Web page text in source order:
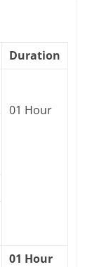
Duration
01 Hour
01 Hour